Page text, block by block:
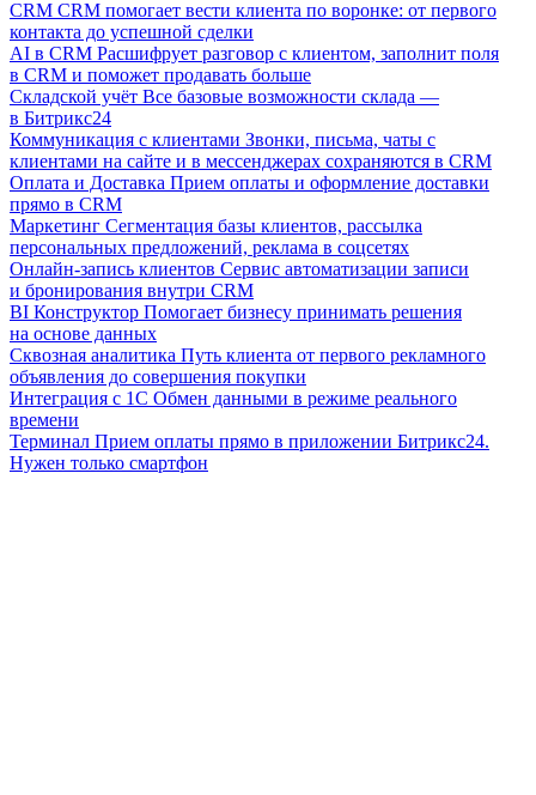
CRM CRM помогает вести клиента по воронке: от первого
контакта до успешной сделки
AI в CRM Расшифрует разговор с клиентом, заполнит поля
в CRM и поможет продавать больше
Складской учёт Все базовые возможности склада —
в Битрикс24
Коммуникация с клиентами Звонки, письма, чаты с
клиентами на сайте и в мессенджерах сохраняются в CRM
Оплата и Доставка Прием оплаты и оформление доставки
прямо в CRM
Маркетинг Сегментация базы клиентов, рассылка
персональных предложений, реклама в соцсетях
Онлайн-запись клиентов Сервис автоматизации записи
и бронирования внутри CRM
BI Конструктор Помогает бизнесу принимать решения
на основе данных
Сквозная аналитика Путь клиента от первого рекламного
объявления до совершения покупки
Интеграция с 1С Обмен данными в режиме реального
времени
Терминал Прием оплаты прямо в приложении Битрикс24.
Нужен только смартфон